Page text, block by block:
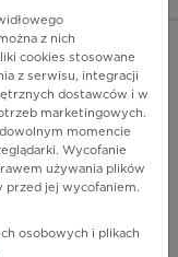
z nich
cookies stosowane
z serwisu, integracji
dostawców i w
marketingowych.
momencie
Wycofanie
używania plików
przed jej wycofaniem.
osobowych i plikach